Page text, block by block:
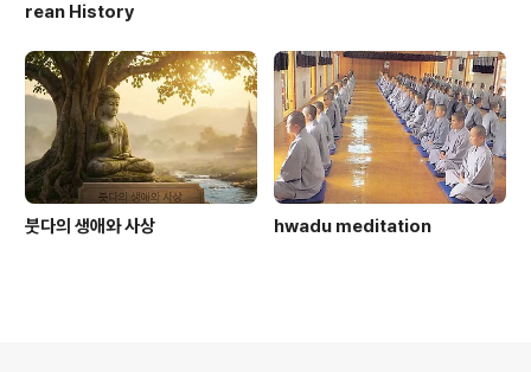
rean History
붓다의 생애와 사상 hwadu meditation